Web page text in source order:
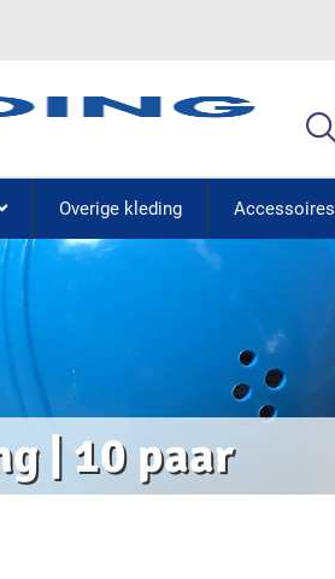
Overige kleding Accessoires
| 10 paar